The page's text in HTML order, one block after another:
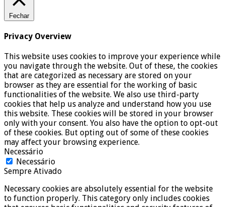
Fechar
Privacy Overview
This website uses cookies to improve your experience while
you navigate through the website. Out of these, the cookies
that are categorized as necessary are stored on your
browser as they are essential for the working of basic
functionalities of the website. We also use third-party
cookies that help us analyze and understand how you use
this website. These cookies will be stored in your browser
only with your consent. You also have the option to opt-out
of these cookies. But opting out of some of these cookies
may affect your browsing experience.
Necessário
Necessário
Sempre Ativado
Necessary cookies are absolutely essential for the website
to function properly. This category only includes cookies